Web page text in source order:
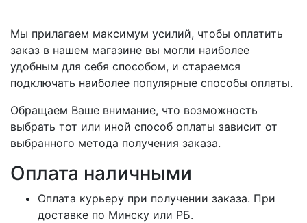
Мы прилагаем максимум усилий, чтобы оплатить
заказ в нашем магазине вы могли наиболее
удобным для себя способом, и стараемся
подключать наиболее популярные способы оплаты.
Обращаем Ваше внимание, что возможность
выбрать тот или иной способ оплаты зависит от
выбранного метода получения заказа.
Оплата наличными
Оплата курьеру при получении заказа. При
доставке по Минску или РБ.